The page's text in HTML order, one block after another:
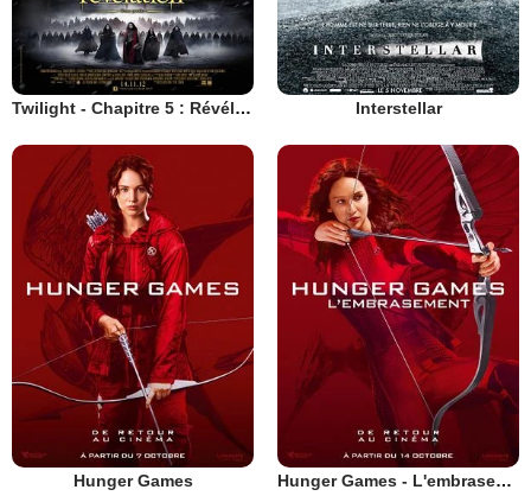
Twilight - Chapitre 5 : Révélation 2e partie Interstellar
Hunger Games Hunger Games - L'embrasement